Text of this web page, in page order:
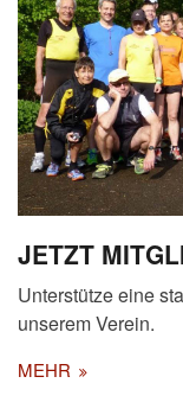
JETZT
Unterstütze eine
unserem Verein.
MEHR